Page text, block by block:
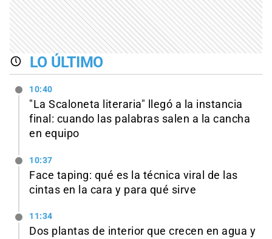
LO ÚLTIMO
10:40
"La Scaloneta literaria" llegó a la instancia
final: cuando las palabras salen a la cancha
en equipo
10:37
Face taping: qué es la técnica viral de las
cintas en la cara y para qué sirve
11:34
Dos plantas de interior que crecen en agua y